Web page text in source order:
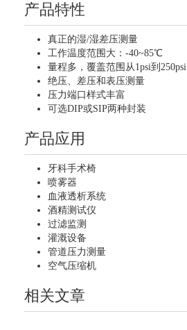
产品特性
真正的湿/湿差压测量
工作温度范围大：-40~85℃
量程多，覆盖范围从1psi到250psi
绝压、差压和表压测量
压力端口样式丰富
可选DIP或SIP两种封装
产品应用
牙科手术椅
喷雾器
血液透析系统
酒精测试仪
过滤监测
灌溉设备
管道压力测量
空气压缩机
相关文章